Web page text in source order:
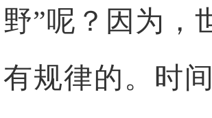
野”呢？因为，
有规律的。时